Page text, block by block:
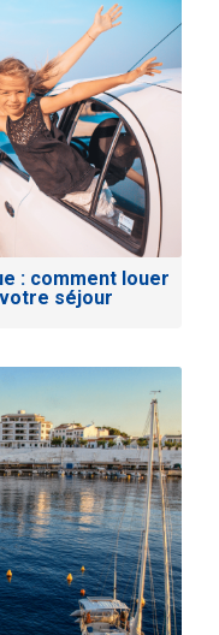
: comment louer
séjour